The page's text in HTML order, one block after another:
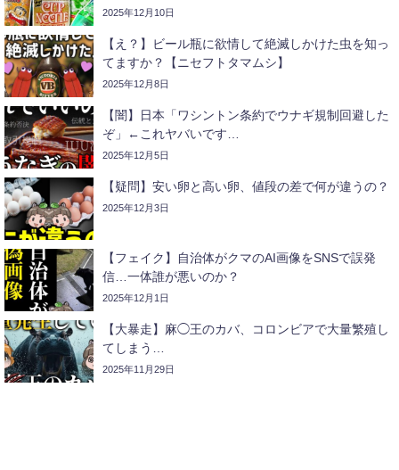
2025年12月10日
【え？】ビール瓶に欲情して絶滅しかけた虫を知っ
てますか？【ニセフトタマムシ】
2025年12月8日
【闇】日本「ワシントン条約でウナギ規制回避した
ぞ」←これヤバいです…
2025年12月5日
【疑問】安い卵と高い卵、値段の差で何が違うの？
2025年12月3日
【フェイク】自治体がクマのAI画像をSNSで誤発
信…一体誰が悪いのか？
2025年12月1日
【大暴走】麻◯王のカバ、コロンビアで大量繁殖し
てしまう…
2025年11月29日